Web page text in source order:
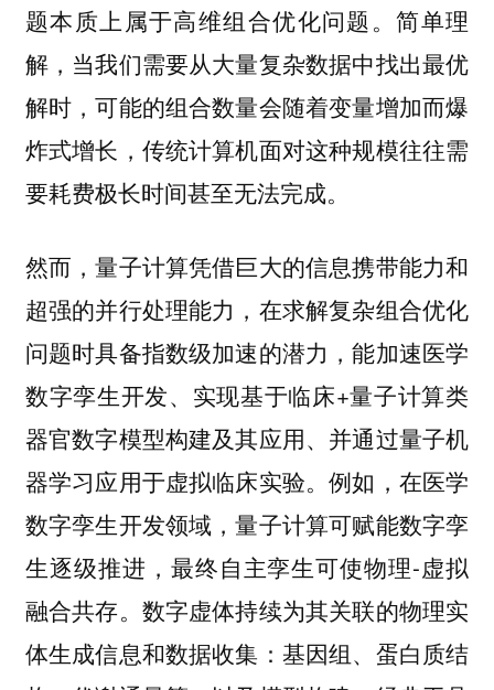
题本质上属于高维组合优化问题。简单理
解，当我们需要从大量复杂数据中找出最优
解时，可能的组合数量会随着变量增加而爆
炸式增长，传统计算机面对这种规模往往需
要耗费极长时间甚至无法完成。
然而，量子计算凭借巨大的信息携带能力和
超强的并行处理能力，在求解复杂组合优化
问题时具备指数级加速的潜力，能加速医学
数字孪生开发、实现基于临床+量子计算类
器官数字模型构建及其应用、并通过量子机
器学习应用于虚拟临床实验。例如，在医学
数字孪生开发领域，量子计算可赋能数字孪
生逐级推进，最终自主孪生可使物理-虚拟
融合共存。数字虚体持续为其关联的物理实
体生成信息和数据收集：基因组、蛋白质结